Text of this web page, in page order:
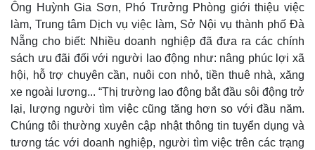
Ông Huỳnh Gia Sơn, Phó Trưởng Phòng giới thiệu việc
làm, Trung tâm Dịch vụ việc làm, Sở Nội vụ thành phố Đà
Nẵng cho biết: Nhiều doanh nghiệp đã đưa ra các chính
sách ưu đãi đối với người lao động như: nâng phúc lợi xã
hội, hỗ trợ chuyên cần, nuôi con nhỏ, tiền thuê nhà, xăng
xe ngoài lương... “Thị trường lao động bắt đầu sôi động trở
lại, lượng người tìm việc cũng tăng hơn so với đầu năm.
Chúng tôi thường xuyên cập nhật thông tin tuyển dụng và
tương tác với doanh nghiệp, người tìm việc trên các trạng